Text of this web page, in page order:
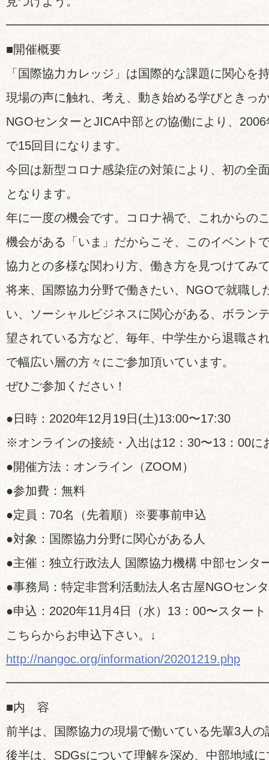
■開催概要
「国際協力カレッジ」は国際的な課題に関心を
現場の声に触れ、考え、動き始める学びときっ
NGOセンターとJICA中部との協働により、
で15回目になります。
今回は新型コロナ感染症の対策により、初の全
となります。
年に一度の機会です。コロナ禍で、これからの
機会がある「いま」だからこそ、このイベント
協力との多様な関わり方、働き方を見つけてみ
将来、国際協力分野で働きたい、NGOで就職し
い、ソーシャルビジネスに関心がある、ボラン
望されている方など、毎年、中学生から退職さ
で幅広い層の方々にご参加頂いています。
ぜひご参加ください！
●日時：2020年12月19日(土)13:00〜17:30
※オンラインの接続・入出は12：30〜13：00に
●開催方法：オンライン（ZOOM）
●参加費：無料
●定員：70名（先着順）※要事前申込
●対象：国際協力分野に関心がある人
●主催：独立行政法人 国際協力機構 中部センタ
●事務局：特定非営利活動法人名古屋NGOセン
●申込：2020年11月4日（水）13：00〜スタート
こちらからお申込下さい。↓
http://nangoc.org/information/20201219.php
■内 容
前半は、国際協力の現場で働いている先輩3人の
後半は、SDGsについて理解を深め、中部地域